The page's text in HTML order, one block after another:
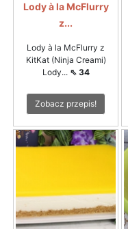
Lody à la McFlurry
z...
Lody à la McFlurry z
KitKat (Ninja Creami)
Lody... ⇖ 34
Zobacz przepis!